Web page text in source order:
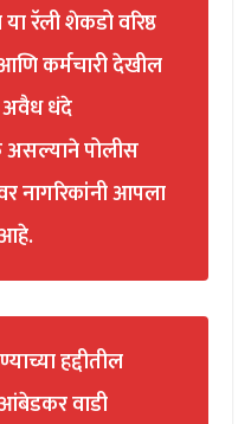
रॅली शेकडो वरिष्ठ
कर्मचारी देखील
अवैध धंदे
पोलीस
नागरिकांनी आपला
हद्दीतील
वाडी